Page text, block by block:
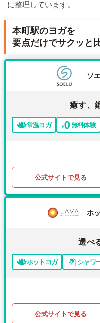
に整理しています。
本町駅のヨガを
要点だけでサクッと
ソ
癒す、
常温ヨガ 無料体験
公式サイトで見る
ホ
選べ
ホットヨガ シャワ
公式サイトで見る